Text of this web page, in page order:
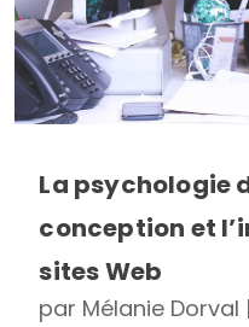
La psychologie
conception et
sites Web
par Mélanie Dorval |